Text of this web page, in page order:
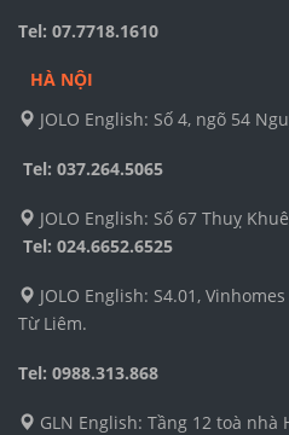
Tel: 07.7718.1610
HÀ NỘI
JOLO English: Số 4, ngõ 54
Tel: 037.264.5065
JOLO English: Số 67 Thuỵ
Tel: 024.6652.6525
JOLO English: S4.01,
Từ Liêm.
Tel: 0988.313.868
GLN English: Tầng 12 toà